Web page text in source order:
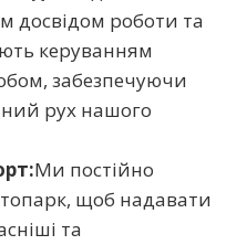
досвідом роботи та
керуванням
забезпечуючи
рух нашого
Ми постійно
щоб надавати
та